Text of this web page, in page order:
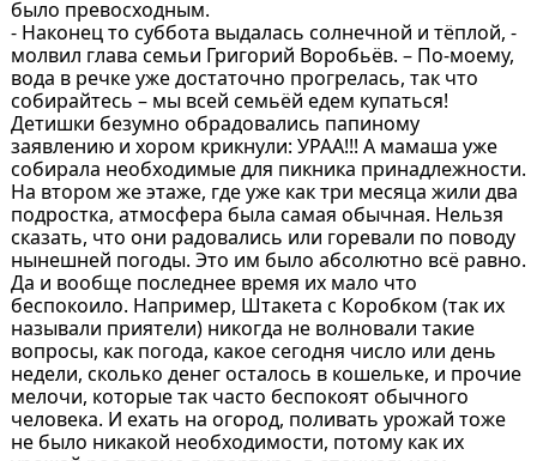
было превосходным.
- Наконец то суббота выдалась солнечной и тёплой, -
молвил глава семьи Григорий Воробьёв. – По-моему,
вода в речке уже достаточно прогрелась, так что
собирайтесь – мы всей семьёй едем купаться!
Детишки безумно обрадовались папиному
заявлению и хором крикнули: УРАА!!! А мамаша уже
собирала необходимые для пикника принадлежности.
На втором же этаже, где уже как три месяца жили два
подростка, атмосфера была самая обычная. Нельзя
сказать, что они радовались или горевали по поводу
нынешней погоды. Это им было абсолютно всё равно.
Да и вообще последнее время их мало что
беспокоило. Например, Штакета с Коробком (так их
называли приятели) никогда не волновали такие
вопросы, как погода, какое сегодня число или день
недели, сколько денег осталось в кошельке, и прочие
мелочи, которые так часто беспокоят обычного
человека. И ехать на огород, поливать урожай тоже
не было никакой необходимости, потому как их